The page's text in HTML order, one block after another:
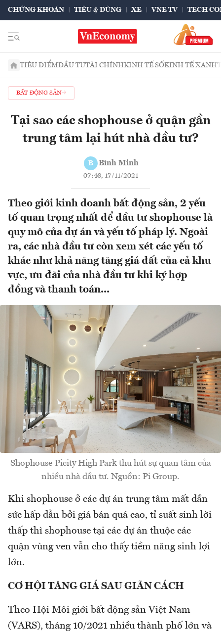
CHỨNG KHOÁN TIÊU & DÙNG XE VNE TV TECH
TIÊU ĐIỂMĐẦU TƯTÀI CHÍNHKINH TẾ SỐKINH TẾ XANH
BẤT ĐỘNG SẢN
Tại sao các shophouse ở quận gần
trung tâm lại hút nhà đầu tư?
B Bình Minh
07:48, 17/11/2021
Theo giới kinh doanh bất động sản, 2 yếu
tố quan trọng nhất để đầu tư shophouse là
quy mô của dự án và yếu tố pháp lý. Ngoài
ra, các nhà đầu tư còn xem xét các yếu tố
khác như khả năng tăng giá đất của cả khu
vực, ưu đãi của nhà đầu tư khi ký hợp
đồng và thanh toán...
Shophouse Picity High Park thu hút sự quan tâm của
nhiều nhà đầu tư. Nguồn: Pi Group.
Khi shophouse ở các dự án trung tâm mất dần
sức hấp dẫn bởi giá bán quá cao, tỉ suất sinh lời
thấp thì shophouse tại các dự án thuộc các
quận vùng ven vẫn cho thấy tiềm năng sinh lợi
lớn.
CƠ HỘI TĂNG GIÁ SAU GIÃN CÁCH
Theo Hội Môi giới bất động sản Việt Nam
(VARS), tháng 10/2021 nhiều thành phố lớn và